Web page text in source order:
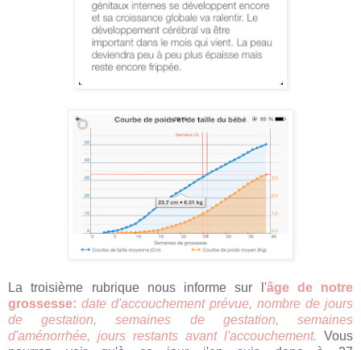
La troisième rubrique nous informe sur l'âge de notre
grossesse: date d'accouchement prévue, nombre de jours
de gestation, semaines de gestation, semaines
d'aménorrhée, jours restants avant l'accouchement. Vous